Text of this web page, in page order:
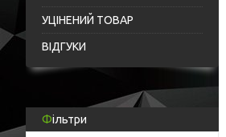
УЦІНЕНИЙ ТОВАР
ВІДГУКИ
Фільтри